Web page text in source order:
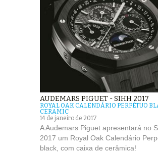
AUDEMARS PIGUET - SIHH 2017
ROYAL OAK CALENDÁRIO PERPÉTUO
CERAMIC
14 de janeiro de 2017
A Audemars Piguet apresentará no
2017 um Royal Oak Calendário
black, com caixa de cerâmica!